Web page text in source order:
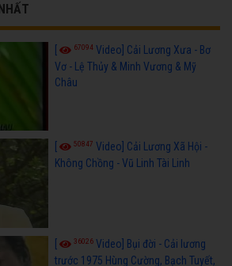
[ 67094 Video] Cải Lương Xưa - Bơ
Vơ - Lệ Thủy & Minh Vương & Mỹ
Châu
50847 Video] Cải Lương Xã Hội -
Không Chồng - Vũ Linh Tài Linh
36026 Video] Bụi đời - Cải lương
trước 1975 Hùng Cường, Bạch Tuyết,